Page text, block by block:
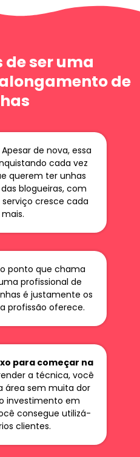
ser uma
de
de nova, essa
cada vez
querem ter unhas
blogueiras, com
cresce cada
ponto que chama
profissional de
é justamente os
profissão oferece.
para começar na
a técnica, você
área sem muita dor
investimento em
consegue utilizá-
clientes.